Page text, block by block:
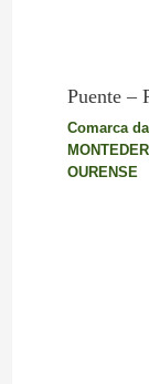
Puente –
Comarca
OURENSE